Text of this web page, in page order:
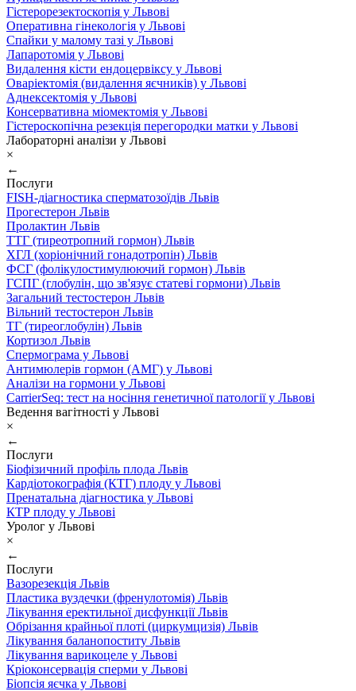
Гістерорезектоскопія у Львові
Оперативна гінекологія у Львові
Спайки у малому тазі у Львові
Лапаротомія у Львові
Видалення кісти ендоцервіксу у Львові
Оваріектомія (видалення яєчників) у Львові
Аднексектомія у Львові
Консервативна міомектомія у Львові
Гістероскопічна резекція перегородки матки у Львові
Лабораторні аналізи у Львові
×
←
Послуги
FISH-діагностика сперматозоїдів Львів
Прогестерон Львів
Пролактин Львів
ТТГ (тиреотропний гормон) Львів
ХГЛ (хоріонічний гонадотропін) Львів
ФСГ (фолікулостимулюючий гормон) Львів
ГСПГ (глобулін, що зв'язує статеві гормони) Львів
Загальний тестостерон Львів
Вільний тестостерон Львів
ТГ (тиреоглобулін) Львів
Кортизол Львів
Спермограма у Львові
Антимюлерів гормон (АМГ) у Львові
Аналізи на гормони у Львові
CarrierSeq: тест на носіння генетичної патології у Львові
Ведення вагітності у Львові
×
←
Послуги
Біофізичний профіль плода Львів
Кардіотокографія (КТГ) плоду у Львові
Пренатальна діагностика у Львові
КТР плоду у Львові
Уролог у Львові
×
←
Послуги
Вазорезекція Львів
Пластика вуздечки (френулотомія) Львів
Лікування еректильної дисфункції Львів
Обрізання крайньої плоті (циркумцизія) Львів
Лікування баланопоститу Львів
Лікування варикоцеле у Львові
Кріоконсервація сперми у Львові
Біопсія яєчка у Львові